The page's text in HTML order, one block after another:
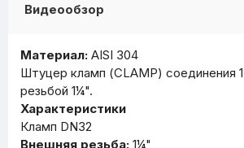
Видеообзор
Материал: AISI 304
Штуцер кламп (CLAMP) соединения
резьбой 1¼".
Характеристики
Кламп DN32
Внешняя резьба: 1¼"